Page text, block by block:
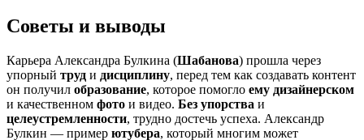
Советы и выводы
Карьера Александра Булкина (Шабанова) прошла через
упорный труд и дисциплину, перед тем как создавать контент
он получил образование, которое помогло ему дизайнерском
и качественном фото и видео. Без упорства и
целеустремленности, трудно достечь успеха. Александр
Булкин — пример ютубера, который многим может